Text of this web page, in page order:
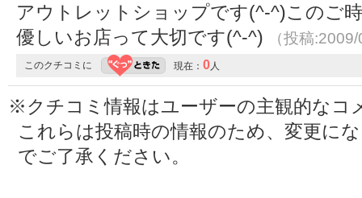
アウトレットショップです(^-^)このご
優しいお店って大切です(^-^)
（投稿
このクチコミに 現在： 0 人
※クチコミ情報はユーザーの主観的なコ
これらは投稿時の情報のため、変更に
でご了承ください。